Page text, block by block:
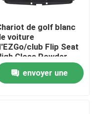
de golf blanc
voiture
club Flip Seat
Gloss Powder
la couleur
sur commande
envoyer une